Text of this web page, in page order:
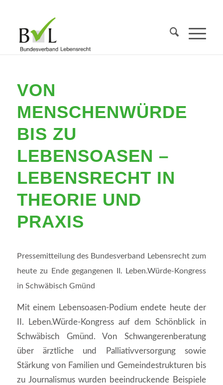
VON
MENSCHENWÜRDE
BIS ZU
LEBENSOASEN –
LEBENSRECHT IN
THEORIE UND
PRAXIS
Pressemitteilung des Bundesverband Lebensrecht zum
heute zu Ende gegangenen II. Leben.Würde-Kongress
in Schwäbisch Gmünd
Mit einem Lebensoasen-Podium endete heute der
II. Leben.Würde-Kongress auf dem Schönblick in
Schwäbisch Gmünd. Von Schwangerenberatung
über ärztliche und Palliativversorgung sowie
Stärkung von Familien und Gemeindestrukturen bis
zu Journalismus wurden beeindruckende Beispiele